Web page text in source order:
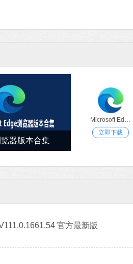
器版本合集
Microsoft Edge浏览器
立即下载
官方最新版